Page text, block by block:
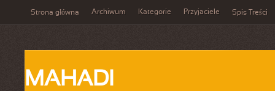
Strona główna Archiwum Kategorie Przyjaciele Spis Treści
MAHADI